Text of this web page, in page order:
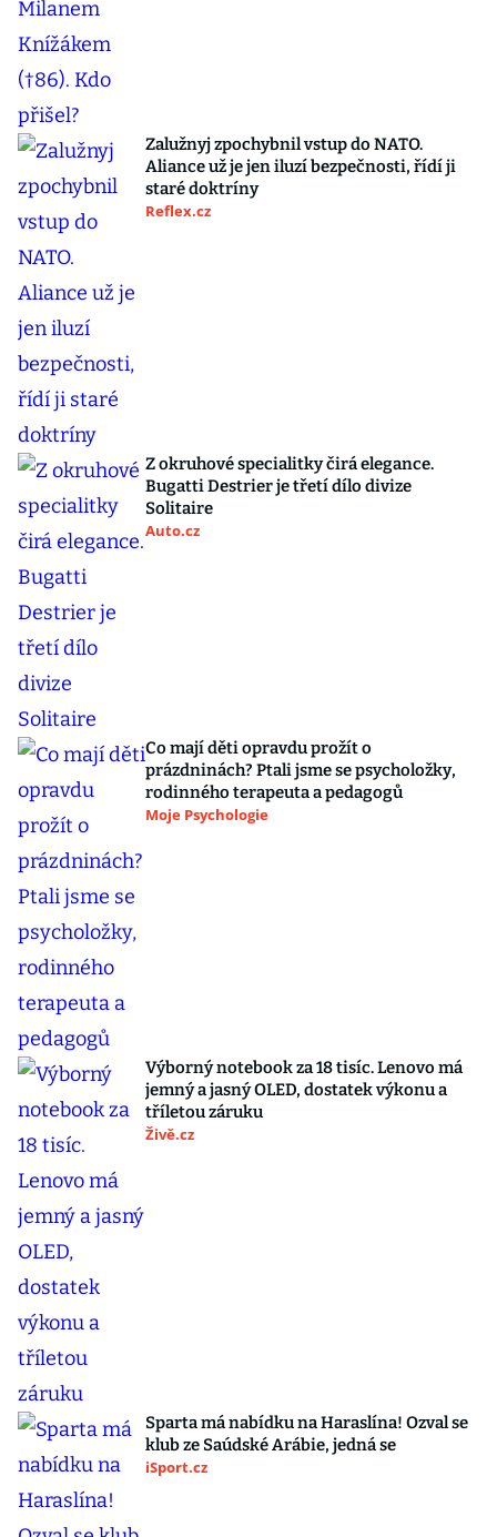
Zalužnyj zpochybnil vstup do NATO.
Aliance už je jen iluzí bezpečnosti, řídí ji
staré doktríny
Reflex.cz
Z okruhové specialitky čirá elegance.
Bugatti Destrier je třetí dílo divize
Solitaire
Auto.cz
Co mají děti opravdu prožít o
prázdninách? Ptali jsme se psycholožky,
rodinného terapeuta a pedagogů
Moje Psychologie
Výborný notebook za 18 tisíc. Lenovo má
jemný a jasný OLED, dostatek výkonu a
tříletou záruku
Živě.cz
Sparta má nabídku na Haraslína! Ozval se
klub ze Saúdské Arábie, jedná se
iSport.cz